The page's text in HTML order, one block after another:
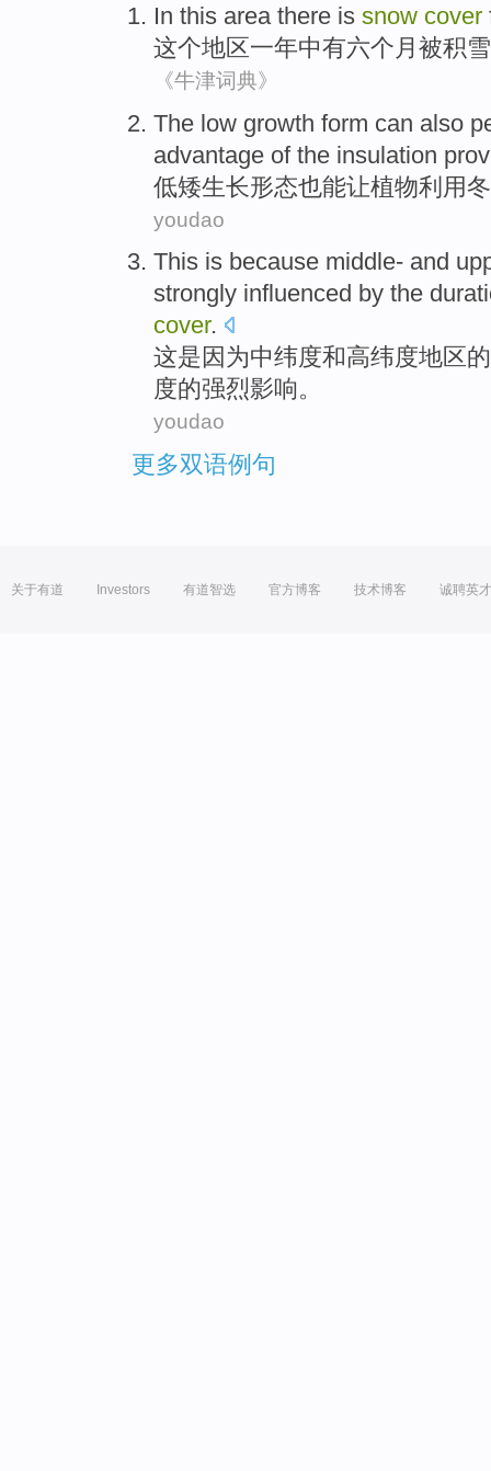
In this area there is snow cover
这个地区一年中有六个月 被积雪
《牛津词典》
The low growth form can also
advantage of the insulation
低矮生长形态也能让植物利用
youdao
This is because middle- and
strongly influenced by the
cover.
这是因为中纬度和高纬度地区的
度的强烈影响。
youdao
更多双语例句
关于有道 Investors 有道智选 官方博客 技术博客 诚聘英才